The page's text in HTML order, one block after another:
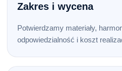
Zakres i wycena
Potwierdzamy materiały,
odpowiedzialność i koszt